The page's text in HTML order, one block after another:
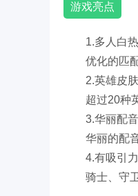
游戏亮点
1.多人白
优化的匹
2.英雄皮肤
超过20种
3.华丽配音
华丽的配
4.有吸引
骑士、守